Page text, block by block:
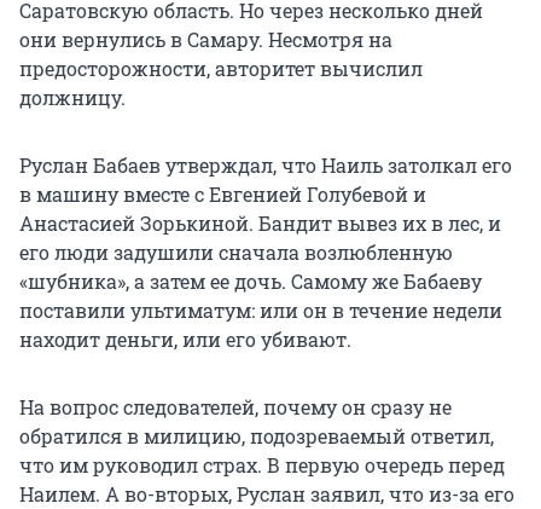
Саратовскую область. Но через несколько дней
они вернулись в Самару. Несмотря на
предосторожности, авторитет вычислил
должницу.
Руслан Бабаев утверждал, что Наиль затолкал его
в машину вместе с Евгенией Голубевой и
Анастасией Зорькиной. Бандит вывез их в лес, и
его люди задушили сначала возлюбленную
«шубника», а затем ее дочь. Самому же Бабаеву
поставили ультиматум: или он в течение недели
находит деньги, или его убивают.
На вопрос следователей, почему он сразу не
обратился в милицию, подозреваемый ответил,
что им руководил страх. В первую очередь перед
Наилем. А во-вторых, Руслан заявил, что из-за его